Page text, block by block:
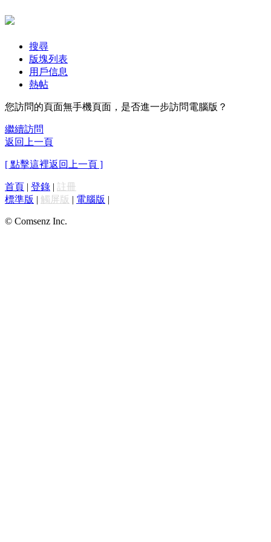
搜尋
版塊列表
用戶信息
熱帖
您訪問的頁面無手機頁面，是否進一步訪問電腦版？
繼續訪問
返回上一頁
[ 點擊這裡返回上一頁 ]
首頁 | 登錄 | 註冊
標準版 | 觸屏版 | 電腦版 |
© Comsenz Inc.